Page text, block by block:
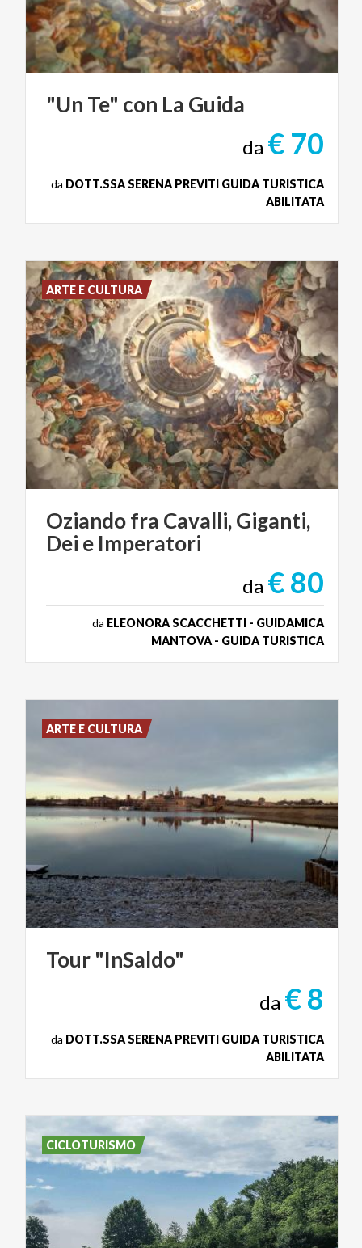
"Un Te" con La Guida
da € 70
da DOTT.SSA SERENA PREVITI GUIDA TURISTICA
ABILITATA
Oziandofra Cavalli,Giganti,
Dei e Imperatori
da € 80
da ELEONORA SCACCHETTI - GUIDAMICA
MANTOVA - GUIDA TURISTICA
ARTE E CULTURA
Tour "InSaldo"
da € 8
da DOTT.SSA SERENA PREVITI GUIDA TURISTICA
ABILITATA
ARTE E CULTURA
CICLOTURISMO